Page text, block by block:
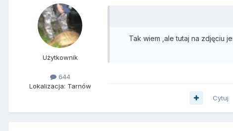
Użytkownik
644
Lokalizacja: Tarnów
Tak wiem ,ale tutaj na zdjęciu
Cytuj